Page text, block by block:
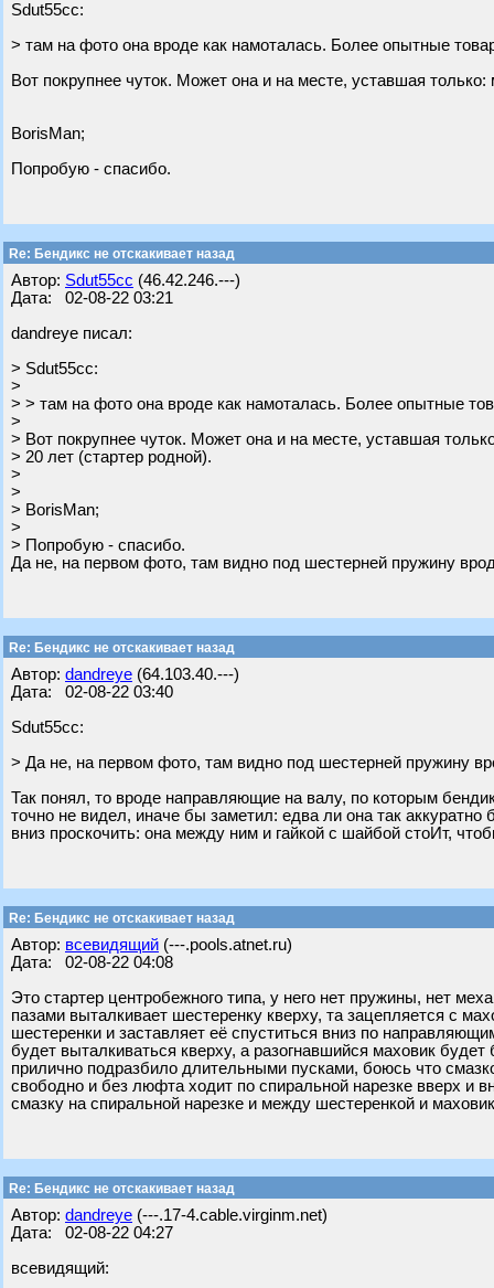
Sdut55cc:
> там на фото она вроде как намоталась. Более опытные
Вот покрупнее чуток. Может она и на месте, уставшая
BorisMan;
Попробую - спасибо.
Re: Бендикс не отскакивает назад
Автор: Sdut55cc (46.42.246.---)
Дата: 02-08-22 03:21
dandreye писал:
> Sdut55cc:
>
> > там на фото она вроде как намоталась. Более опытные
>
> Вот покрупнее чуток. Может она и на месте, уставшая
> 20 лет (стартер родной).
>
>
> BorisMan;
>
> Попробую - спасибо.
Да не, на первом фото, там видно под шестерней пружину
Re: Бендикс не отскакивает назад
Автор: dandreye (64.103.40.---)
Дата: 02-08-22 03:40
Sdut55cc:
> Да не, на первом фото, там видно под шестерней пружину
Так понял, то вроде направляющие на валу, по которым
точно не видел, иначе бы заметил: едва ли она так
вниз проскочить: она между ним и гайкой с шайбой стоИт,
Re: Бендикс не отскакивает назад
Автор: всевидящий (---.pools.atnet.ru)
Дата: 02-08-22 04:08
Это стартер центробежного типа, у него нет пружины, нет
пазами выталкивает шестеренку кверху, та зацепляется с
шестеренки и заставляет её спуститься вниз по
будет выталкиваться кверху, а разогнавшийся маховик
прилично подразбило длительными пусками, боюсь что
свободно и без люфта ходит по спиральной нарезке вверх и
смазку на спиральной нарезке и между шестеренкой и
Re: Бендикс не отскакивает назад
Автор: dandreye (---.17-4.cable.virginm.net)
Дата: 02-08-22 04:27
всевидящий: